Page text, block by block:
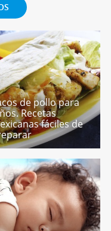
de pollo para
Recetas
fáciles de